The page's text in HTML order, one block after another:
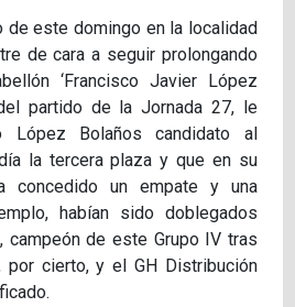
de este domingo en la localidad
de cara a seguir prolongando
‘Francisco Javier López
partido de la Jornada 27, le
López Bolaños candidato al
la tercera plaza y que en su
concedido un empate y una
habían sido doblegados
campeón de este Grupo IV tras
por cierto, y el GH Distribución